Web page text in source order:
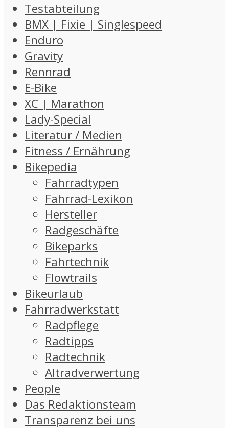
Testabteilung
BMX | Fixie | Singlespeed
Enduro
Gravity
Rennrad
E-Bike
XC | Marathon
Lady-Special
Literatur / Medien
Fitness / Ernährung
Bikepedia
Fahrradtypen
Fahrrad-Lexikon
Hersteller
Radgeschäfte
Bikeparks
Fahrtechnik
Flowtrails
Bikeurlaub
Fahrradwerkstatt
Radpflege
Radtipps
Radtechnik
Altradverwertung
People
Das Redaktionsteam
Transparenz bei uns